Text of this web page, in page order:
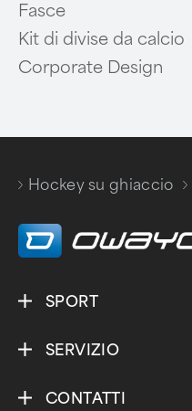
Fasce
Kit di divise da calcio
Corporate Design
Hockey su ghiaccio
SPORT
SERVIZIO
CONTATTI